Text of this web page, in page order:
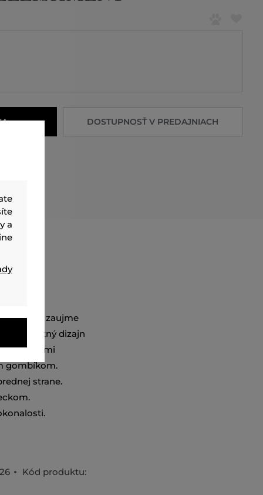
DOSTUPNOSŤ V PREDAJNIACH
Vás zaujme
elegantný dizajn
cvočkami
gombíkom.
strane.
Kód produktu:
a